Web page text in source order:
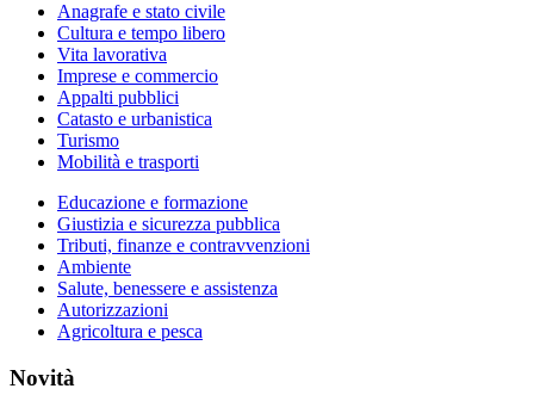
Anagrafe e stato civile
Cultura e tempo libero
Vita lavorativa
Imprese e commercio
Appalti pubblici
Catasto e urbanistica
Turismo
Mobilità e trasporti
Educazione e formazione
Giustizia e sicurezza pubblica
Tributi, finanze e contravvenzioni
Ambiente
Salute, benessere e assistenza
Autorizzazioni
Agricoltura e pesca
Novità